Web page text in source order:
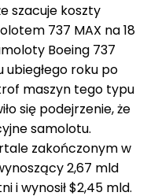
szacuje koszty
737 MAX na 18
Boeing 737
ubiegłego roku po
maszyn tego typu
się podejrzenie, że
samolotu.
zakończonym w
2,67 mld
i wynosił $2,45 mld.